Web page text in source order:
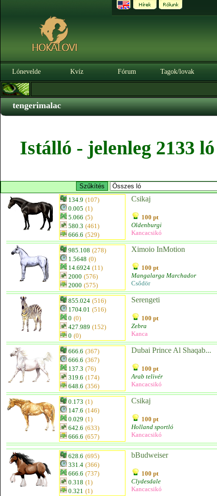
Lónevelde Kvíz Fórum Tagok/lovak
tengerimalac
Istálló - jelenleg 2133
134.9 (107)
0.005 (1)
5.066 (5)
580.3 (461)
666.6 (529)
Csikaj
100 pt
Oldenburgi
Kancacsikó
985.108 (278)
1.5648 (0)
14.6924 (11)
2000 (576)
2000 (575)
Ximoio InMotion
100 pt
Mangalarga Marchador
Csődör
855.024 (516)
1704.01 (516)
0 (0)
427.989 (152)
0 (0)
Serengeti
100 pt
Zebra
Kanca
666.6 (367)
666.6 (367)
137.3 (76)
319.6 (174)
648.6 (356)
Dubai Prince Al Shaqab...
100 pt
Arab telivér
Kancacsikó
0.173 (1)
147.6 (146)
0.029 (1)
642.6 (633)
666.6 (657)
Csikaj
100 pt
Holland sportló
Kancacsikó
628.6 (695)
331.4 (366)
666.6 (737)
0.318 (1)
0.321 (1)
bBudweiser
100 pt
Clydesdale
Kancacsikó